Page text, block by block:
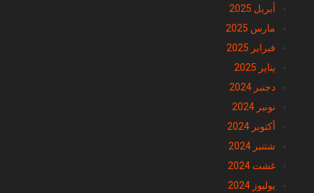
أبريل 2025
مارس 2025
فبراير 2025
يناير 2025
دجنبر 2024
نونبر 2024
أكتوبر 2024
شتنبر 2024
غشت 2024
يوليوز 2024